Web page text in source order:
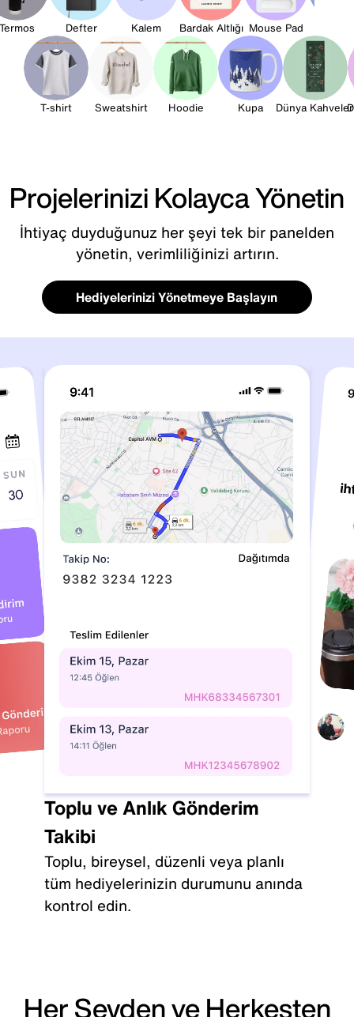
Defter Kalem Bardak Altlığı Mouse Pad
T-shirt Sweatshirt Hoodie Kupa Dünya
Projelerinizi Kolayca Yönetin
İhtiyaç duyduğunuz her şeyi tek bir panelden
yönetin, verimliliğinizi artırın.
Hediyelerinizi Yönetmeye Başlayın
Toplu ve Anlık Gönderim
Takibi
Toplu, bireysel, düzenli veya planlı
tüm hediyelerinizin durumunu anında
kontrol edin.
Her Şeyden ve Herkesten